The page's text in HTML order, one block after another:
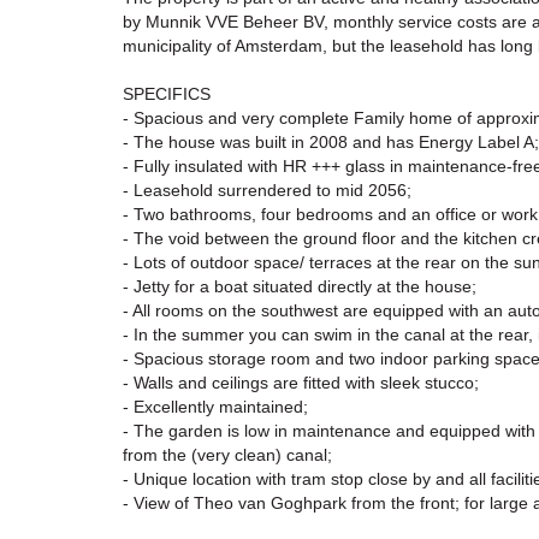
by Munnik VVE Beheer BV, monthly service costs
municipality of Amsterdam, but the leasehold has
SPECIFICS
- Spacious and very complete Family home of
- The house was built in 2008 and has Energy Label A;
- Fully insulated with HR +++ glass in maintenance-
- Leasehold surrendered to mid 2056;
- Two bathrooms, four bedrooms and an office or
- The void between the ground floor and the kitchen
- Lots of outdoor space/ terraces at the rear on the
- Jetty for a boat situated directly at the house;
- All rooms on the southwest are equipped with an
- In the summer you can swim in the canal at the
- Spacious storage room and two indoor parking
- Walls and ceilings are fitted with sleek stucco;
- Excellently maintained;
- The garden is low in maintenance and equipped
from the (very clean) canal;
- Unique location with tram stop close by and all
- View of Theo van Goghpark from the front; for